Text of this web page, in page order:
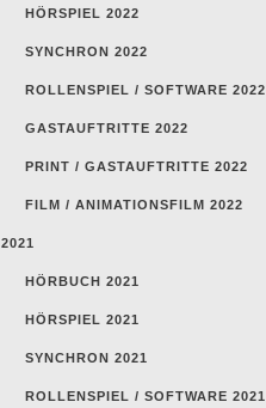
HÖRSPIEL 2022
SYNCHRON 2022
ROLLENSPIEL / SOFTWARE 2022
GASTAUFTRITTE 2022
PRINT / GASTAUFTRITTE 2022
FILM / ANIMATIONSFILM 2022
2021
HÖRBUCH 2021
HÖRSPIEL 2021
SYNCHRON 2021
ROLLENSPIEL / SOFTWARE 2021